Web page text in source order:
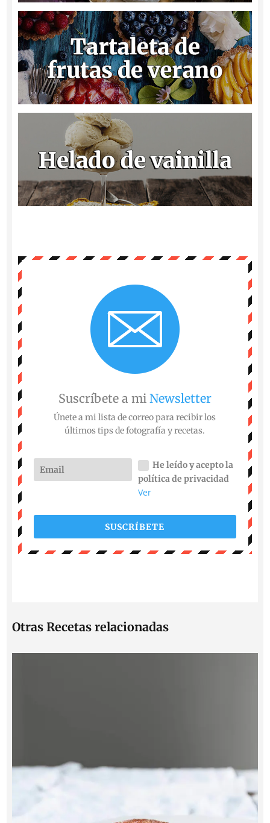
Suscríbete a mi Newsletter
Únete a mi lista de correo para recibir los
últimos tips de fotografía y recetas.
He leído y acepto la
política de privacidad
Ver
SUSCRÍBETE
Otras Recetas relacionadas